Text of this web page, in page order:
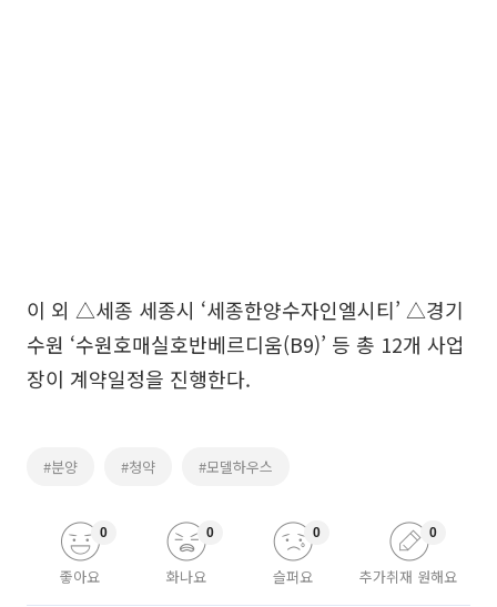
이 외 △세종 세종시 ‘세종한양수자인엘시티’ △경기
수원 ‘수원호매실호반베르디움(B9)’ 등 총 12개 사업
장이 계약일정을 진행한다.
#분양 #청약 #모델하우스
좋아요
0
화나요
0
슬퍼요
0
추가취재 원해요
0